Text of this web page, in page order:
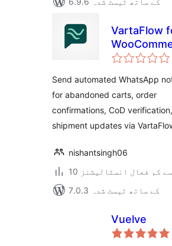
VartaFlow
Send automated WhatsApp
for abandoned carts, order
confirmations, CoD
shipment updates via
nishantsingh06
10 سے کم فعال انسٹالیشنز
7.0.3 کے ساتھ ٹیسٹ شدہ
Vuelve